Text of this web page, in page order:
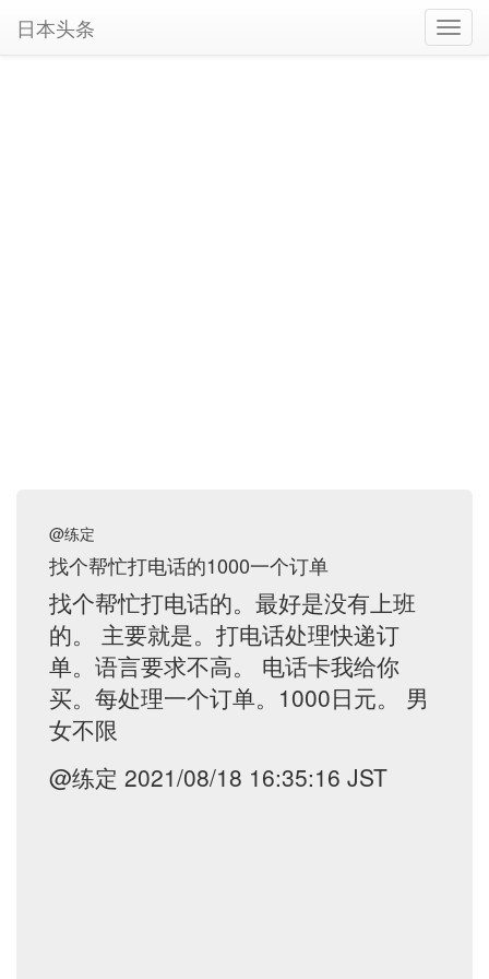
日本头条
@练定
找个帮忙打电话的1000一个订单
找个帮忙打电话的。最好是没有上班
的。 主要就是。打电话处理快递订
单。语言要求不高。 电话卡我给你
买。每处理一个订单。1000日元。 男
女不限
@练定 2021/08/18 16:35:16 JST